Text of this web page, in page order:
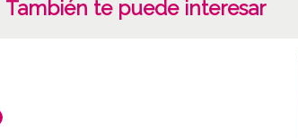
También te puede interesar